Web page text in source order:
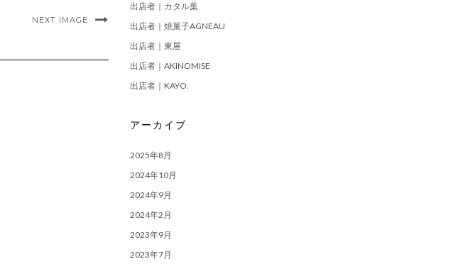
NEXT IMAGE
出店者｜カタル葉
出店者｜焼菓子AGNEAU
出店者｜東屋
出店者｜AKINOMISE
出店者｜KAYO.
アーカイブ
2025年8月
2024年10月
2024年9月
2024年2月
2023年9月
2023年7月